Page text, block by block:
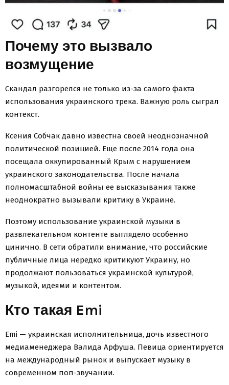
Почему это вызвало
возмущение
Скандал разгорелся не только из-за самого факта
использования украинского трека. Важную роль сыграл
контекст.
Ксения Собчак давно известна своей неоднозначной
политической позицией. Еще после 2014 года она
посещала оккупированный Крым с нарушением
украинского законодательства. После начала
полномасштабной войны ее высказывания также
неоднократно вызывали критику в Украине.
Поэтому использование украинской музыки в
развлекательном контенте выглядело особенно
цинично. В сети обратили внимание, что российские
публичные лица нередко критикуют Украину, но
продолжают пользоваться украинской культурой,
музыкой, идеями и контентом.
Кто такая Emi
Emi — украинская исполнительница, дочь известного
медиаменеджера Валида Арфуша. Певица ориентируется
на международный рынок и выпускает музыку в
современном поп-звучании.